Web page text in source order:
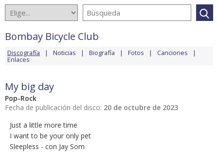
Bombay Bicycle Club
Discografía Noticias Biografía Fotos Canciones
Enlaces
My big day
Pop-Rock
Fecha de publicación del disco: 20 de octubre de 2023
Just a little more time
I want to be your only pet
Sleepless - con Jay Som